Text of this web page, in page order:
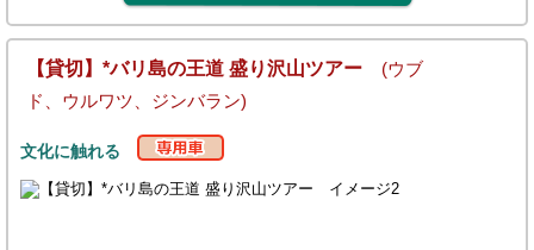
【貸切】*バリ島の王道 盛り沢山ツアー (ウブ
ド、ウルワツ、ジンバラン)
文化に触れる